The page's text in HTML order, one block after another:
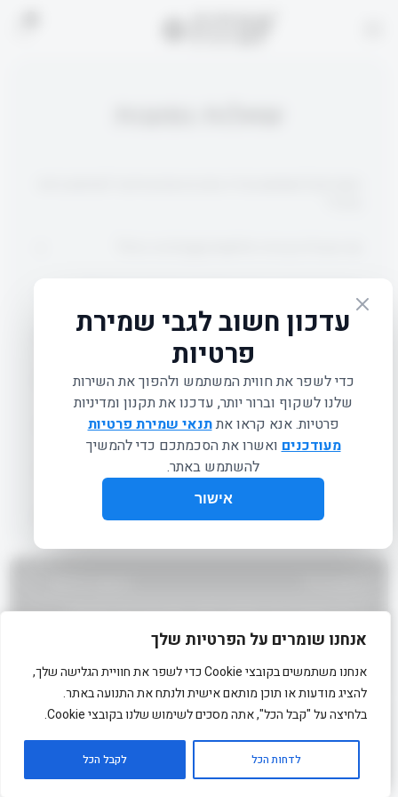
אנחנו שומרים על הפרטיות שלך
אנחנו משתמשים בקובצי Cookie כדי לשפר את חוויית הגלישה שלך,
להציג מודעות או תוכן מותאם אישית ולנתח את התנועה באתר.
בלחיצה על "קבל הכל", אתה מסכים לשימוש שלנו בקובצי Cookie.
לדחות הכל לקבל הכל
כמה זמן לוקח עד שהמשלוח מגיע?
כמה עולה המשלוח? והאם יש משלוח חינם מעל סכום מסוים?
איך אני משתמש/ת בקוד קופון בזמן ההזמנה?
אני נתקל/ת בבעיה טכנית באתר – למי פונים?
אני מאשר/ת את הסכמתי לתנאיתקנון ומדיניות הפרטיות
אני מאשר/ת קבלת דיור ותוכן פרסומי מ- FITOP
תקנון ומדיניות פרטיות
info@fitop.co.il
שאלות ותשובות
שירות לקוחות 053-3460911
כל הזכויות שמורות לפיט פילאטיס בע"מ